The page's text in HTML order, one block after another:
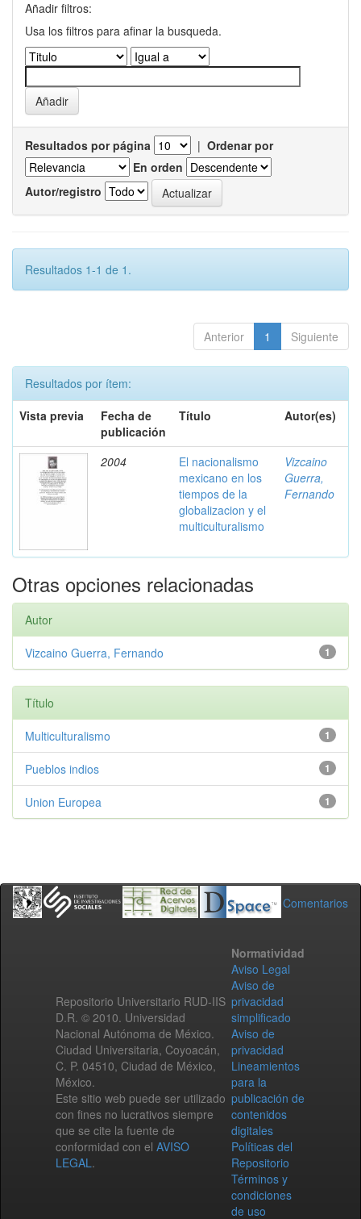
Añadir filtros:
Usa los filtros para afinar la busqueda.
Resultados por página | Ordenar por
En orden
Autor/registro
Resultados 1-1 de 1.
Anterior 1 Siguiente
Resultados por ítem:
Vista previa
Fecha de
publicación
Título Autor(es)
2004
El nacionalismo
mexicano en los
tiempos de la
globalizacion y el
multiculturalismo
Vizcaino
Guerra,
Fernando
Otras opciones relacionadas
Autor
1
Vizcaino Guerra, Fernando
Título
1
Multiculturalismo
1
Pueblos indios
1
Union Europea
Comentarios
Repositorio Universitario RUD-IIS
D.R. © 2010. Universidad
Nacional Autónoma de México.
Ciudad Universitaria, Coyoacán,
C. P. 04510, Ciudad de México,
México.
Este sitio web puede ser utilizado
con fines no lucrativos siempre
que se cite la fuente de
conformidad con el AVISO
LEGAL.
Normatividad
Aviso Legal
Aviso de
privacidad
simplificado
Aviso de
privacidad
Lineamientos
para la
publicación de
contenidos
digitales
Políticas del
Repositorio
Términos y
condiciones
de uso